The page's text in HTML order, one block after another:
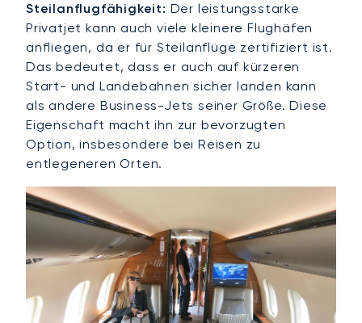
Steilanflugfähigkeit: Der leistungsstarke
Privatjet kann auch viele kleinere Flughäfen
anfliegen, da er für Steilanflüge zertifiziert ist.
Das bedeutet, dass er auch auf kürzeren
Start- und Landebahnen sicher landen kann
als andere Business-Jets seiner Größe. Diese
Eigenschaft macht ihn zur bevorzugten
Option, insbesondere bei Reisen zu
entlegeneren Orten.